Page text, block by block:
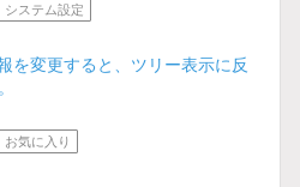
システム設定
を変更すると、ツリー表示に反
お気に入り